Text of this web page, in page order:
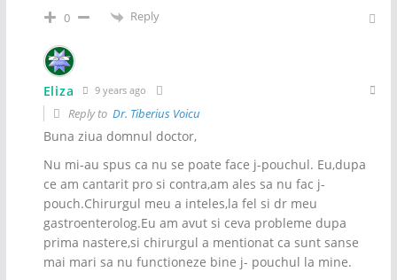
0 Reply
Eliza 9 years ago
Reply to Dr. Tiberius Voicu
Buna ziua domnul doctor,
Nu mi-au spus ca nu se poate face j-pouchul. Eu,dupa
ce am cantarit pro si contra,am ales sa nu fac j-
pouch.Chirurgul meu a inteles,la fel si dr meu
gastroenterolog.Eu am avut si ceva probleme dupa
prima nastere,si chirurgul a mentionat ca sunt sanse
mai mari sa nu functioneze bine j- pouchul la mine.